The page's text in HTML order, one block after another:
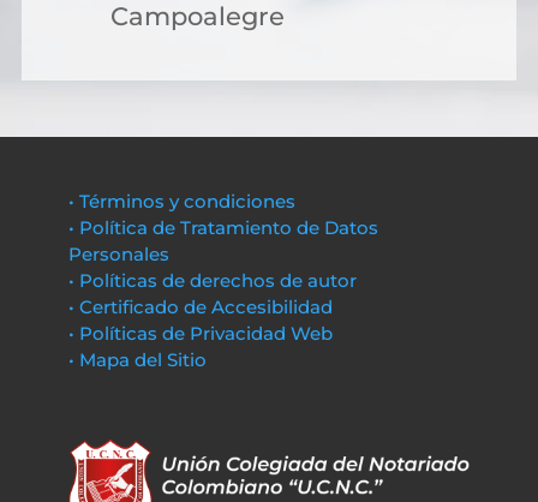
Campoalegre
• Términos y condiciones
• Política de Tratamiento de Datos
Personales
• Políticas de derechos de autor
• Certificado de Accesibilidad
• Políticas de Privacidad Web
• Mapa del Sitio